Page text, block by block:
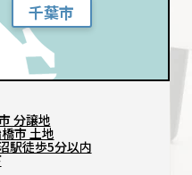
千葉市
分譲地
市 土地
駅徒歩5分以内